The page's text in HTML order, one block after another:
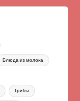
Блюда из молока
Грибы